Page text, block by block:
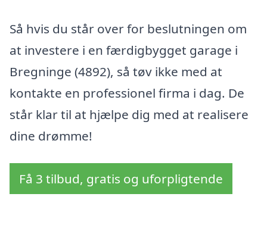
Så hvis du står over for beslutningen om
at investere i en færdigbygget garage i
Bregninge (4892), så tøv ikke med at
kontakte en professionel firma i dag. De
står klar til at hjælpe dig med at realisere
dine drømme!
Få 3 tilbud, gratis og uforpligtende